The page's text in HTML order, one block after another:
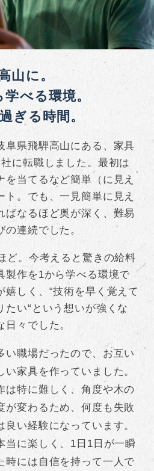
山に。
べる環境。
ぎる時間。
阜県飛騨高山にある、家具
に転職しました。最初は
を当てるなど簡単（に見え
ト。でも、一見簡単に見え
ばなるほど奥が深く、難易
連続でした。
ど。今考えると驚きの給料
製作を1から学べる環境で
嬉しく、“技術を早く覚えて
たい“という想いが強くな
日々でした。
い職場だったので、お互い
家具を作っていました。
は特に難しく、角度や木の
が変わるため、何度も失敗
良い経験になっています。
当に楽しく、1日1日が一瞬
には自信を持って一人で